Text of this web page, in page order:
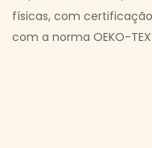
físicas, com certificação
com a norma OEKO-